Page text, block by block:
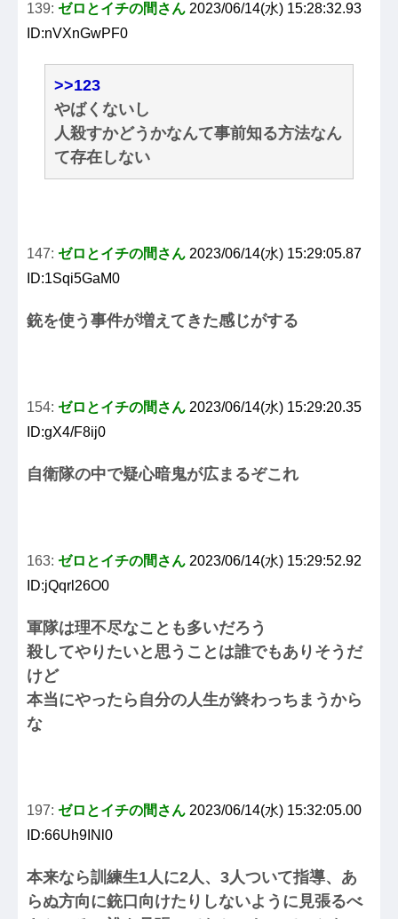
139: ゼロとイチの間さん 2023/06/14(水) 15:28:32.93
ID:nVXnGwPF0
>>123
やばくないし
人殺すかどうかなんて事前知る方法なん
て存在しない
147: ゼロとイチの間さん 2023/06/14(水) 15:29:05.87
ID:1Sqi5GaM0
銃を使う事件が増えてきた感じがする
154: ゼロとイチの間さん 2023/06/14(水) 15:29:20.35
ID:gX4/F8ij0
自衛隊の中で疑心暗鬼が広まるぞこれ
163: ゼロとイチの間さん 2023/06/14(水) 15:29:52.92
ID:jQqrl26O0
軍隊は理不尽なことも多いだろう
殺してやりたいと思うことは誰でもありそうだ
けど
本当にやったら自分の人生が終わっちまうから
な
197: ゼロとイチの間さん 2023/06/14(水) 15:32:05.00
ID:66Uh9INl0
本来なら訓練生1人に2人、3人ついて指導、あ
らぬ方向に銃口向けたりしないように見張るべ